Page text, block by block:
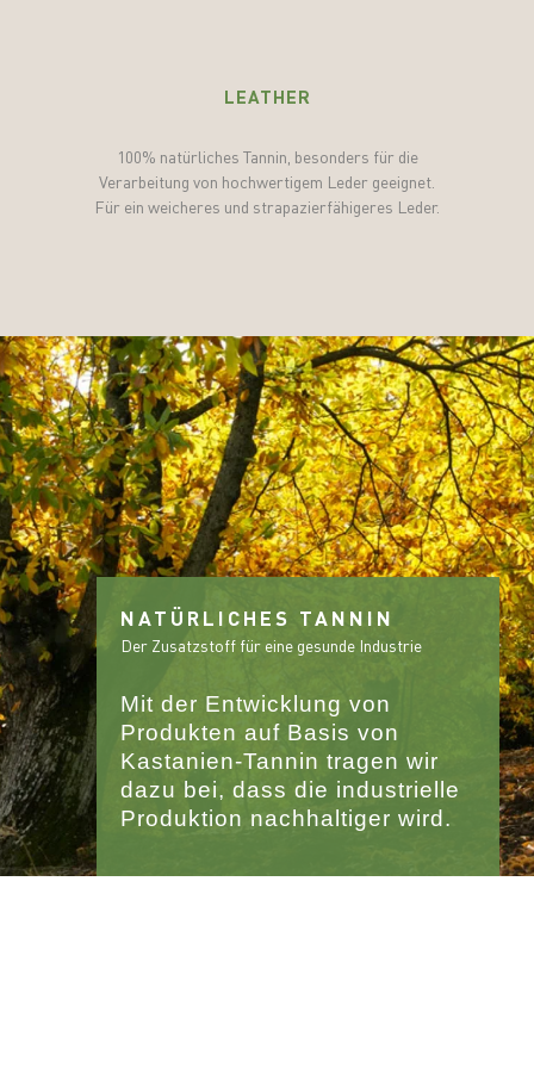
LEATHER
100% natürliches Tannin, besonders für die
Verarbeitung von hochwertigem Leder geeignet.
Für ein weicheres und strapazierfähigeres Leder.
NATÜRLICHES TANNIN
Der Zusatzstoff für eine gesunde Industrie
Mit der Entwicklung von
Produkten auf Basis von
Kastanien-Tannin tragen wir
dazu bei, dass die industrielle
Produktion nachhaltiger wird.